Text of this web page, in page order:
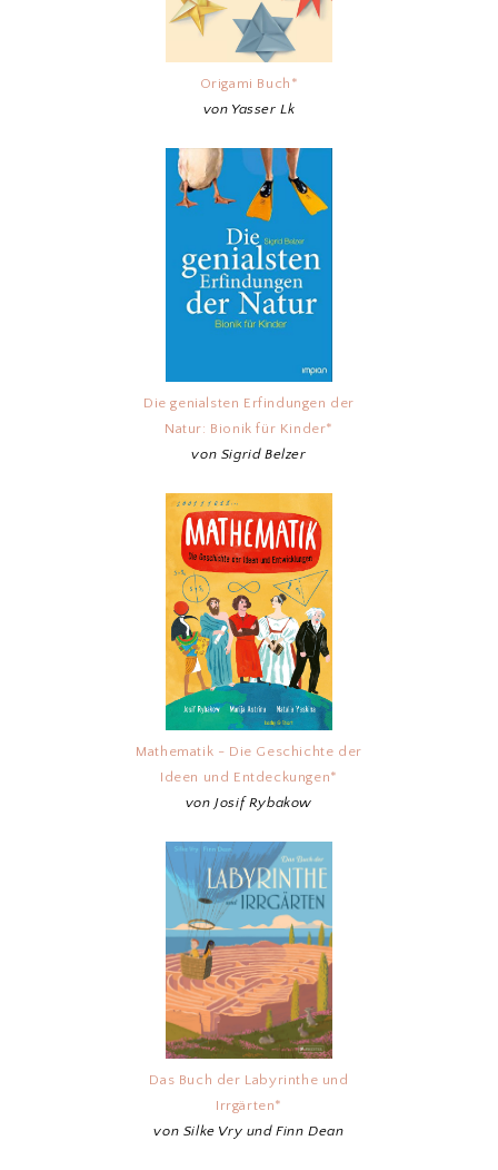
Origami Buch*
von Yasser Lk
Die genialsten Erfindungen der
Natur: Bionik für Kinder*
von Sigrid Belzer
Mathematik - Die Geschichte der
Ideen und Entdeckungen*
von Josif Rybakow
Das Buch der Labyrinthe und
Irrgärten*
von Silke Vry und Finn Dean